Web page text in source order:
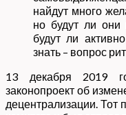
найдут много
но будут ли они
будут ли
знать – вопрос
13 декабря 2019
законопроект об
децентрализации. Тот